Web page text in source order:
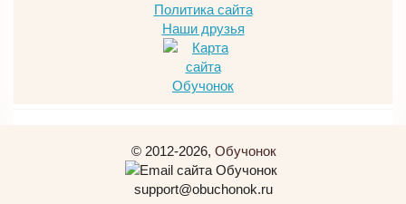
Политика сайта
Наши друзья
© 2012-2026, Обучонок
support@obuchonok.ru